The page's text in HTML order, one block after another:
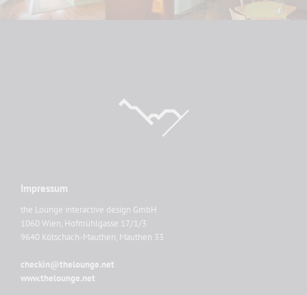
Impressum
the Lounge interactive design GmbH
1060 Wien, Hofmühlgasse 17/1/3
9640 Kötschach-Mauthen, Mauthen 33
checkin@thelounge.net
www.thelounge.net